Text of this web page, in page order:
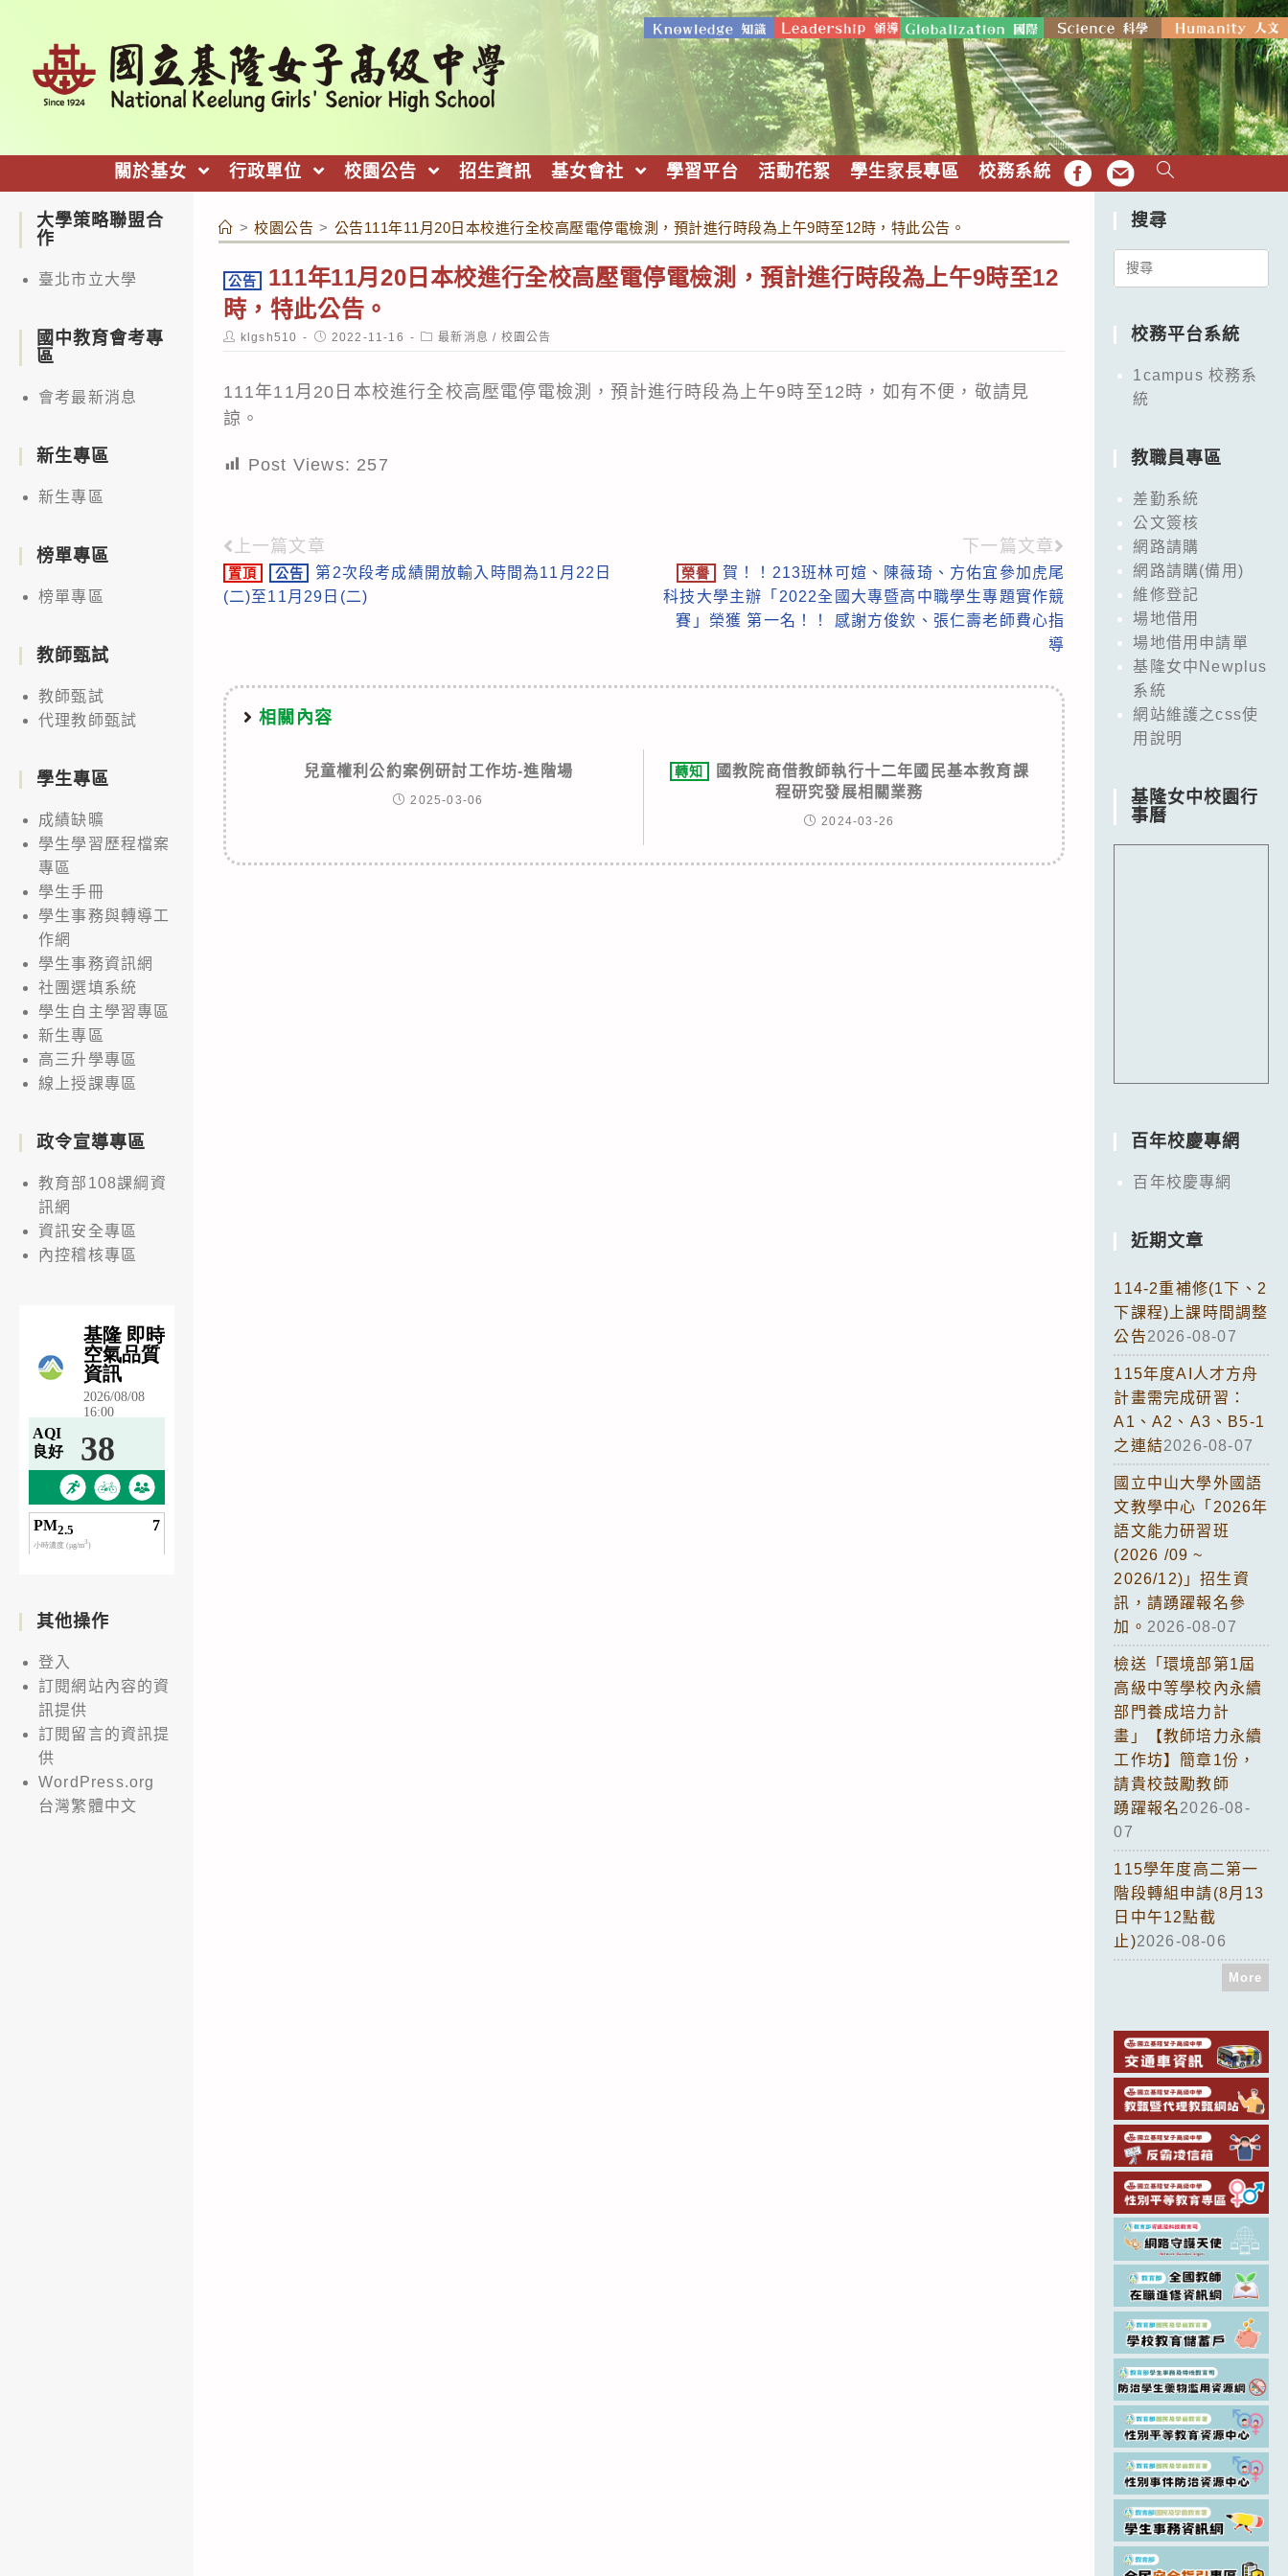
關於基女 行政單位 校園公告 招生資訊 基女會社 學習平台 活動花絮 學生家長專區 校務系統 FB EMAIL
> 校園公告 > 公告111年11月20日本校進行全校高壓電停電檢測，預計進行時段為上午9時至12時，特此公告。
公告
111年11月20日本校進行全校高壓電停電檢測，預計進行時段為上午9時至12
時，特此公告。
Post
author:
klgsh510
Post
published:
2022-11-16
Post
category:
最新消息 / 校園公告
111年11月20日本校進行全校高壓電停電檢測，預計進行時段為上午9時至12時，如有不便，敬請見
諒。
Post Views: 257
Read
more
上一篇文章
置頂 公告
第2次段考成績開放輸入時間為11月22日
(二)至11月29日(二)
下一篇文章
榮譽
賀！！213班林可媗、陳薇琦、方佑宜參加虎尾
科技大學主辦「2022全國大專暨高中職學生專題實作競
賽」榮獲 第一名！！ 感謝方俊欽、張仁壽老師費心指
導
相關內容
兒童權利公約案例研討工作坊-進階場
2025-03-06
轉知
國教院商借教師執行十二年國民基本教育課
程研究發展相關業務
2024-03-26
大學策略聯盟合
作
臺北市立大學
國中教育會考專
區
會考最新消息
新生專區
新生專區
榜單專區
榜單專區
教師甄試
教師甄試
代理教師甄試
學生專區
成績缺曠
學生學習歷程檔案
專區
學生手冊
學生事務與轉導工
作網
學生事務資訊網
社團選填系統
學生自主學習專區
新生專區
高三升學專區
線上授課專區
政令宣導專區
教育部108課綱資
訊網
資訊安全專區
內控稽核專區
其他操作
登入
訂閱網站內容的資
訊提供
訂閱留言的資訊提
供
WordPress.org
台灣繁體中文
搜尋
Search
校務平台系統
1campus 校務系
統
教職員專區
差勤系統
公文簽核
網路請購
網路請購(備用)
維修登記
場地借用
場地借用申請單
基隆女中Newplus
系統
網站維護之css使
用說明
基隆女中校園行
事曆
百年校慶專網
百年校慶專網
近期文章
114-2重補修(1下、2
下課程)上課時間調整
公告2026-08-07
115年度AI人才方舟
計畫需完成研習：
A1、A2、A3、B5-1
之連結2026-08-07
國立中山大學外國語
文教學中心「2026年
語文能力研習班
(2026 /09 ~
2026/12)」招生資
訊，請踴躍報名參
加。 2026-08-07
檢送「環境部第1屆
高級中等學校內永續
部門養成培力計
畫」【教師培力永續
工作坊】簡章1份，
請貴校鼓勵教師
踴躍報名2026-08-
07
115學年度高二第一
階段轉組申請(8月13
日中午12點截
止)2026-08-06
More